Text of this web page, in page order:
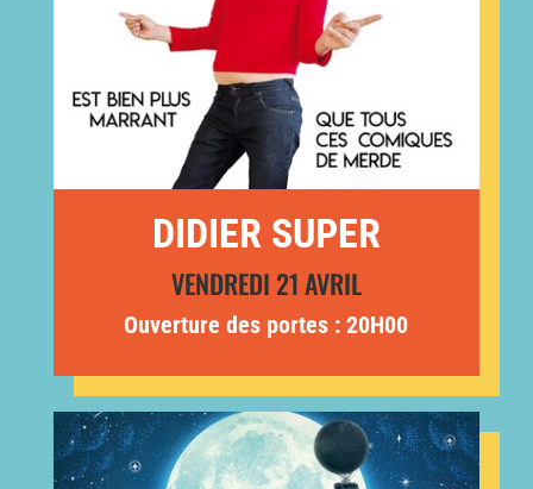
DIDIER SUPER
VENDREDI 21 AVRIL
Ouverture des portes : 20H00